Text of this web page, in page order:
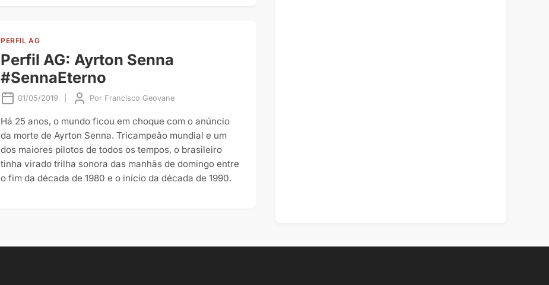
PERFIL AG
Perfil AG: Ayrton Senna
#SennaEterno
01/05/2019 Por Francisco Geovane
Há 25 anos, o mundo ficou em choque com o anúncio
da morte de Ayrton Senna. Tricampeão mundial e um
dos maiores pilotos de todos os tempos, o brasileiro
tinha virado trilha sonora das manhãs de domingo entre
o fim da década de 1980 e o início da década de 1990.